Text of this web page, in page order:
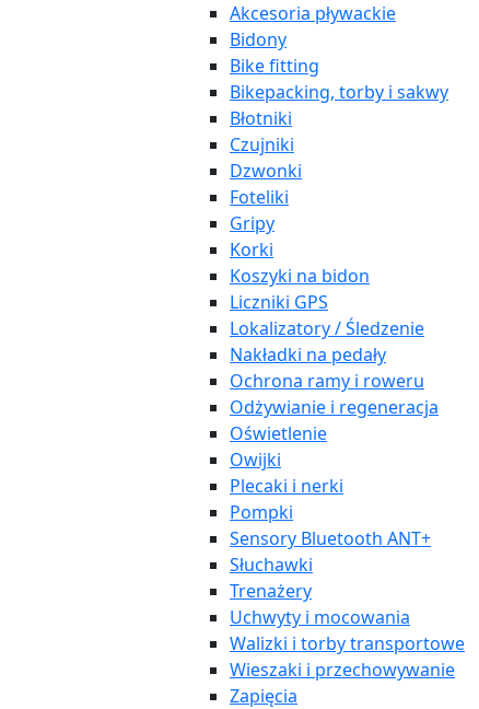
Akcesoria pływackie
Bidony
Bike fitting
Bikepacking, torby i sakwy
Błotniki
Czujniki
Dzwonki
Foteliki
Gripy
Korki
Koszyki na bidon
Liczniki GPS
Lokalizatory / Śledzenie
Nakładki na pedały
Ochrona ramy i roweru
Odżywianie i regeneracja
Oświetlenie
Owijki
Plecaki i nerki
Pompki
Sensory Bluetooth ANT+
Słuchawki
Trenażery
Uchwyty i mocowania
Walizki i torby transportowe
Wieszaki i przechowywanie
Zapięcia